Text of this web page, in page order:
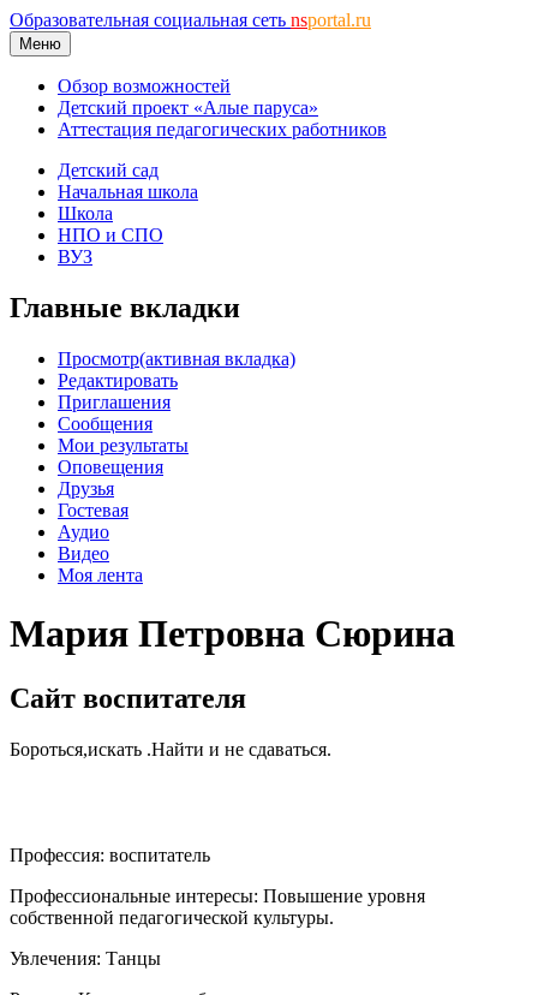
Образовательная социальная сеть nsportal.ru
Меню
Обзор возможностей
Детский проект «Алые паруса»
Аттестация педагогических работников
Детский сад
Начальная школа
Школа
НПО и СПО
ВУЗ
Главные вкладки
Просмотр(активная вкладка)
Редактировать
Приглашения
Сообщения
Мои результаты
Оповещения
Друзья
Гостевая
Аудио
Видео
Моя лента
Мария Петровна Сюрина
Сайт воспитателя
Бороться,искать .Найти и не сдаваться.
Профессия: воспитатель
Профессиональные интересы: Повышение уровня
собственной педагогической культуры.
Увлечения: Танцы